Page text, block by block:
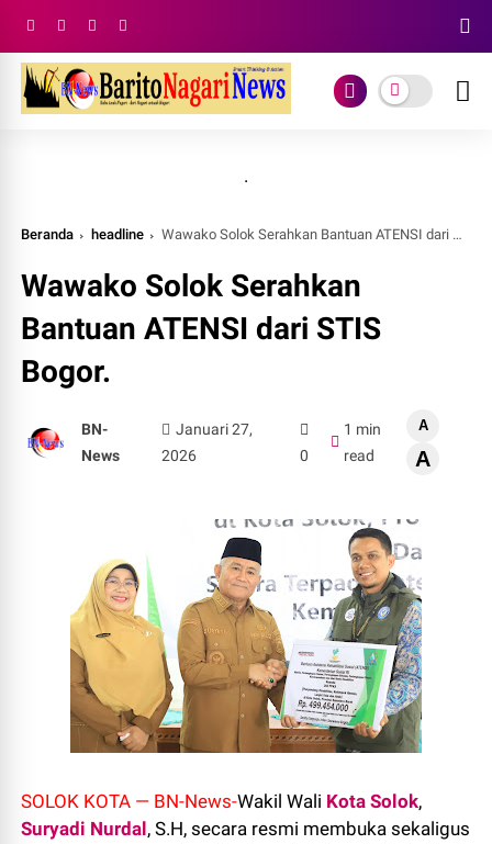
.
Beranda headline Wawako Solok Serahkan Bantuan ATENSI dari STIS Bogor.
Wawako Solok Serahkan
Bantuan ATENSI dari STIS
Bogor.
BN-
News
Januari 27,
2026
0
1 min
read
A
A
SOLOK KOTA — BN-News-Wakil Wali Kota Solok,
Suryadi Nurdal, S.H, secara resmi membuka sekaligus